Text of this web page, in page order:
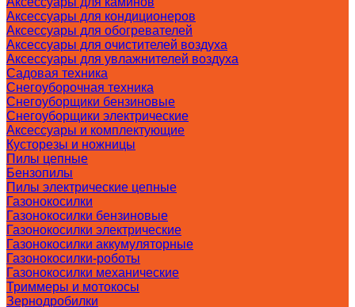
Аксессуары для кондиционеров
Аксессуары для обогревателей
Аксессуары для очистителей воздуха
Аксессуары для увлажнителей воздуха
Садовая техника
Снегоуборочная техника
Снегоуборщики бензиновые
Снегоуборщики электрические
Аксессуары и комплектующие
Кусторезы и ножницы
Пилы цепные
Бензопилы
Пилы электрические цепные
Газонокосилки
Газонокосилки бензиновые
Газонокосилки электрические
Газонокосилки аккумуляторные
Газонокосилки-роботы
Газонокосилки механические
Триммеры и мотокосы
Зернодробилки